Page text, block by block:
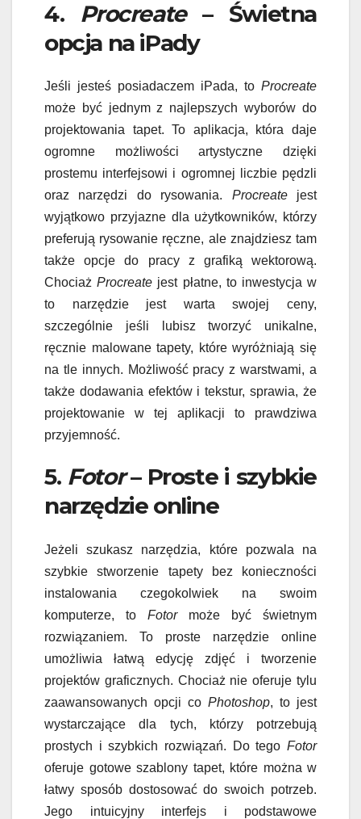
4. Procreate– Świetna
opcja na iPady
Jeśli jesteś posiadaczem iPada, to Procreate
może być jednym z najlepszych wyborów do
projektowania tapet. To aplikacja, która daje
ogromne możliwości artystyczne dzięki
prostemu interfejsowi i ogromnej liczbie pędzli
oraz narzędzi do rysowania. Procreatejest
wyjątkowo przyjazne dla użytkowników, którzy
preferują rysowanie ręczne, ale znajdziesz tam
także opcje do pracy z grafiką wektorową.
ChociażProcreate jest płatne, to inwestycja w
to narzędzie jest warta swojej ceny,
szczególnie jeśli lubisz tworzyć unikalne,
ręcznie malowane tapety, które wyróżniają się
na tle innych. Możliwość pracy z warstwami, a
także dodawania efektów i tekstur, sprawia, że
projektowanie w tej aplikacji to prawdziwa
przyjemność.
5. Fotor– Proste i szybkie
narzędzie online
Jeżeli szukasz narzędzia, które pozwala na
szybkie stworzenie tapety bez konieczności
instalowania czegokolwiek na swoim
komputerze, to Fotormoże być świetnym
rozwiązaniem. To proste narzędzie online
umożliwia łatwą edycję zdjęć i tworzenie
projektów graficznych. Chociaż nie oferuje tylu
zaawansowanych opcji co Photoshop, to jest
wystarczające dla tych, którzy potrzebują
prostych i szybkich rozwiązań. Do tego Fotor
oferuje gotowe szablony tapet, które można w
łatwy sposób dostosować do swoich potrzeb.
Jego intuicyjny interfejs i podstawowe